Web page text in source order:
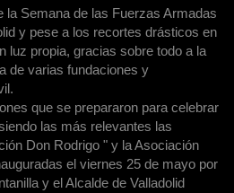
la Semana de las Fuerzas Armadas
y pese a los recortes drásticos en
luz propia, gracias sobre todo a la
de varias fundaciones y
que se prepararon para celebrar
las más relevantes las
Don Rodrigo " y la Asociación
el viernes 25 de mayo por
y el Alcalde de Valladolid